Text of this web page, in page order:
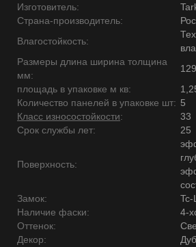
Изготовитель:
Страна-производитель:
Влагостойкость:
Размеры длина ширина толщина
мм:
площадь в упаковке м кв:
Количество панелей в упаковке шт: 5
Класс износостойкости:
33
Срок службы лет:
25
Поверхность:
Замок:
Tc-
Наличие фаски:
4-
Оттенок:
Декор:
Дуб